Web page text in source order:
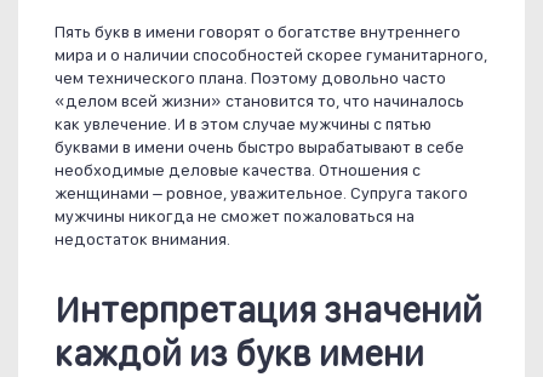
Пять букв в имени говорят о богатстве внутреннего
мира и о наличии способностей скорее гуманитарного,
чем технического плана. Поэтому довольно часто
«делом всей жизни» становится то, что начиналось
как увлечение. И в этом случае мужчины с пятью
буквами в имени очень быстро вырабатывают в себе
необходимые деловые качества. Отношения с
женщинами – ровное, уважительное. Супруга такого
мужчины никогда не сможет пожаловаться на
недостаток внимания.
Интерпретация значений
каждой из букв имени